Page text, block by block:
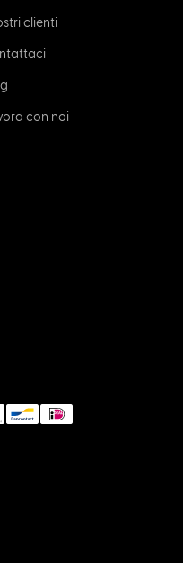
clienti
con noi